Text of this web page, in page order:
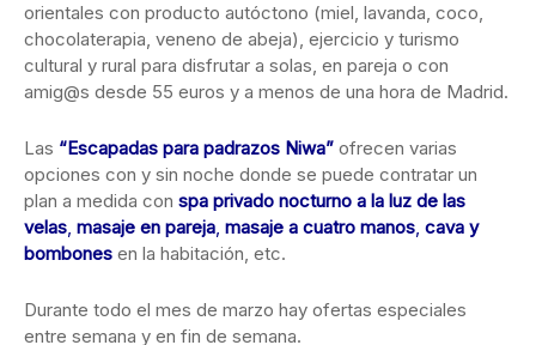
orientales con producto autóctono (miel, lavanda, coco,
chocolaterapia, veneno de abeja), ejercicio y turismo
cultural y rural para disfrutar a solas, en pareja o con
amig@s desde 55 euros y a menos de una hora de Madrid.
Las “Escapadas para padrazos Niwa” ofrecen varias
opciones con y sin noche donde se puede contratar un
plan a medida con spa privado nocturno a la luz de las
velas, masaje en pareja, masaje a cuatro manos, cava y
bombones en la habitación, etc.
Durante todo el mes de marzo hay ofertas especiales
entre semana y en fin de semana.